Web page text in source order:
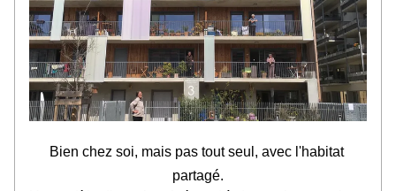
Bien chez soi, mais pas tout seul, avec l'habitat
partagé.